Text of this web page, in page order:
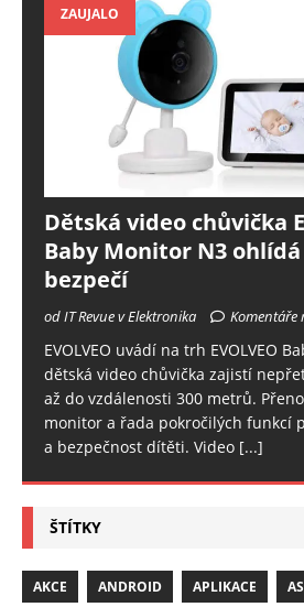
ZAUJALO
Dětská video chůvička
Baby Monitor N3
bezpečí
od IT Revue v Elektronika Komentáře
EVOLVEO uvádí na trh EVOLVEO
dětská video chůvička zajistí
až do vzdálenosti 300 metrů.
monitor a řada pokročilých funkcí
a bezpečnost dítěti. Video [...]
ŠTÍTKY
AKCE ANDROID APLIKACE